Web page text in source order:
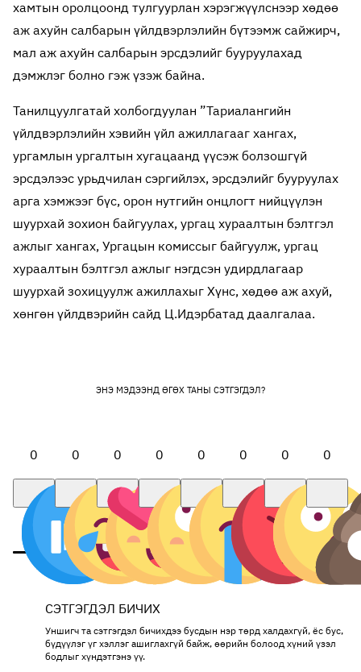
хамтын оролцоонд тулгуурлан хэрэгжүүлснээр хөдөө
аж ахуйн салбарын үйлдвэрлэлийн бүтээмж сайжирч,
мал аж ахуйн салбарын эрсдэлийг бууруулахад
дэмжлэг болно гэж үзэж байна.
Танилцуулгатай холбогдуулан ”Тариалангийн
үйлдвэрлэлийн хэвийн үйл ажиллагааг хангах,
ургамлын ургалтын хугацаанд үүсэж болзошгүй
эрсдэлээс урьдчилан сэргийлэх, эрсдэлийг бууруулах
арга хэмжээг бүс, орон нутгийн онцлогт нийцүүлэн
шуурхай зохион байгуулах, ургац хураалтын бэлтгэл
ажлыг хангах, Ургацын комиссыг байгуулж, ургац
хураалтын бэлтгэл ажлыг нэгдсэн удирдлагаар
шуурхай зохицуулж ажиллахыг Хүнс, хөдөө аж ахуй,
хөнгөн үйлдвэрийн сайд Ц.Идэрбатад даалгалаа.
ЭНЭ МЭДЭЭНД ӨГӨХ ТАНЫ СЭТГЭГДЭЛ?
0 0 0 0 0 0 0 0
СЭТГЭГДЭЛ БИЧИХ
Уншигч та сэтгэгдэл бичихдээ бусдын нэр төрд халдахгүй, ёс бус,
бүдүүлэг үг хэллэг ашиглахгүй байж, өөрийн болоод хүний үзэл
бодлыг хүндэтгэнэ үү.